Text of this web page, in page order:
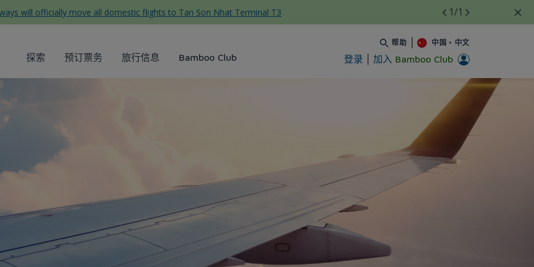
will officially move all domestic flights to Tan Son Nhat Terminal T3 1/1
探索 预订票务 旅行信息 Bamboo Club
帮助 中国 • 中文
登录 加入 Bamboo Club